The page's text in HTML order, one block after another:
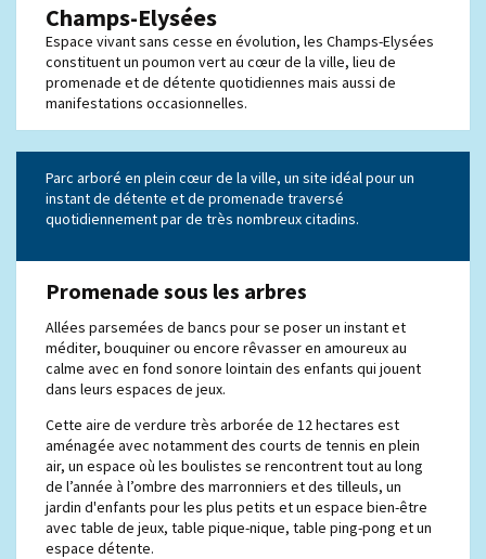
Champs-Elysées
Espace vivant sans cesse en évolution, les Champs-Elysées
constituent un poumon vert au cœur de la ville, lieu de
promenade et de détente quotidiennes mais aussi de
manifestations occasionnelles.
Parc arboré en plein cœur de la ville, un site idéal pour un
instant de détente et de promenade traversé
quotidiennement par de très nombreux citadins.
Promenade sous les arbres
Allées parsemées de bancs pour se poser un instant et
méditer, bouquiner ou encore rêvasser en amoureux au
calme avec en fond sonore lointain des enfants qui jouent
dans leurs espaces de jeux.
Cette aire de verdure très arborée de 12 hectares est
aménagée avec notamment des courts de tennis en plein
air, un espace où les boulistes se rencontrent tout au long
de l’année à l’ombre des marronniers et des tilleuls, un
jardin d'enfants pour les plus petits et un espace bien-être
avec table de jeux, table pique-nique, table ping-pong et un
espace détente.